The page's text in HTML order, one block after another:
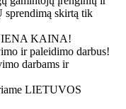
sprendimą skirtą tik
KAINA!
ir paleidimo darbus!
darbams ir
LIETUVOS